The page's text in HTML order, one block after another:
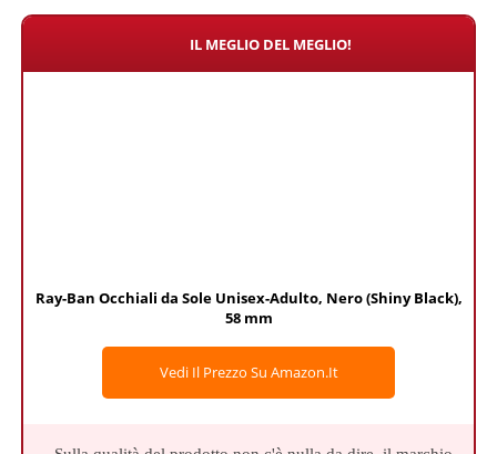
IL MEGLIO DEL MEGLIO!
Ray-Ban Occhiali da Sole Unisex-Adulto, Nero (Shiny Black),
58 mm
Vedi Il Prezzo Su Amazon.it